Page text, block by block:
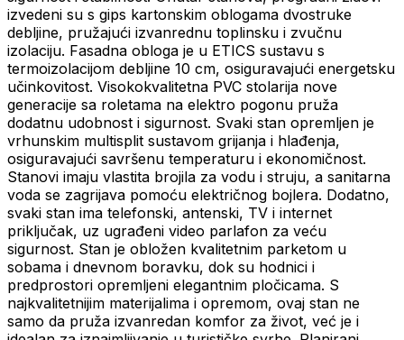
izvedeni su s gips kartonskim oblogama dvostruke
debljine, pružajući izvanrednu toplinsku i zvučnu
izolaciju. Fasadna obloga je u ETICS sustavu s
termoizolacijom debljine 10 cm, osiguravajući energetsku
učinkovitost. Visokokvalitetna PVC stolarija nove
generacije sa roletama na elektro pogonu pruža
dodatnu udobnost i sigurnost. Svaki stan opremljen je
vrhunskim multisplit sustavom grijanja i hlađenja,
osiguravajući savršenu temperaturu i ekonomičnost.
Stanovi imaju vlastita brojila za vodu i struju, a sanitarna
voda se zagrijava pomoću električnog bojlera. Dodatno,
svaki stan ima telefonski, antenski, TV i internet
priključak, uz ugrađeni video parlafon za veću
sigurnost. Stan je obložen kvalitetnim parketom u
sobama i dnevnom boravku, dok su hodnici i
predprostori opremljeni elegantnim pločicama. S
najkvalitetnijim materijalima i opremom, ovaj stan ne
samo da pruža izvanredan komfor za život, već je i